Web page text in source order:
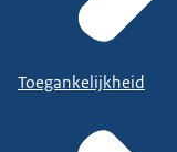
Toegankelijkheid